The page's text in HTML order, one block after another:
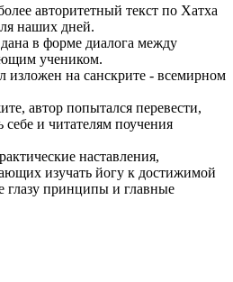
авторитетный текст по Хатха
наших дней.
в форме диалога между
учеником.
изложен на санскрите - всемирном
автор попытался перевести,
и читателям поучения
наставления,
изучать йогу к достижимой
глазу принципы и главные